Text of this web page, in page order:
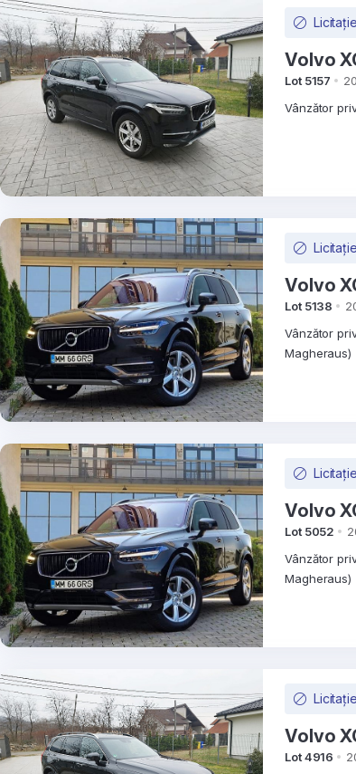
Volvo
Lot 5157
Vânzător
Volvo
Lot 5138
Vânzător
Magheraus)
Volvo
Lot 5052
Vânzător
Magheraus)
Volvo
Lot 4916